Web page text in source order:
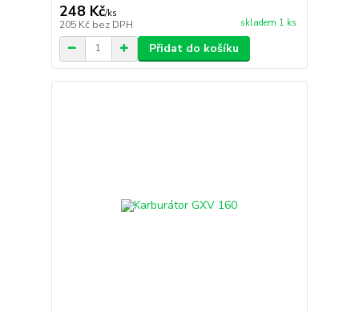
248 Kč/ks
205 Kč bez DPH skladem 1 ks
Přidat do košíku